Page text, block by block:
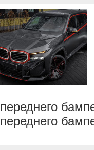
переднего
переднего